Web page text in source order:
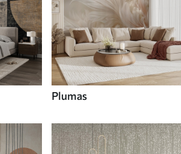
Plumas